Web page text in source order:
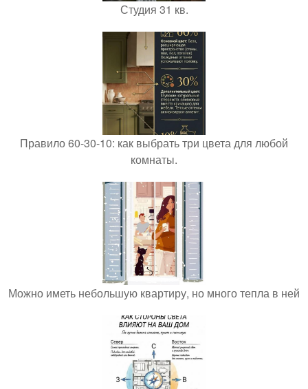
Студия 31 кв.
Правило 60-30-10: как выбрать три цвета для любой
комнаты.
Можно иметь небольшую квартиру, но много тепла в ней